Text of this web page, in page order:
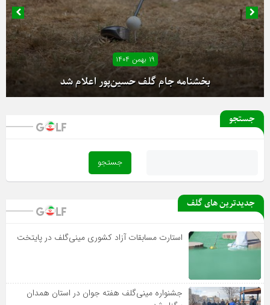
۱۹ بهمن ۱۴۰۴
آغاز دور رفت لیگ دسته یک بانوان از فردا
جستجو
جدیدترین های گلف
استارت مسابقات آزاد کشوری مینی‌گلف در پایتخت
جشنواره مینی‌گلف هفته جوان در استان همدان